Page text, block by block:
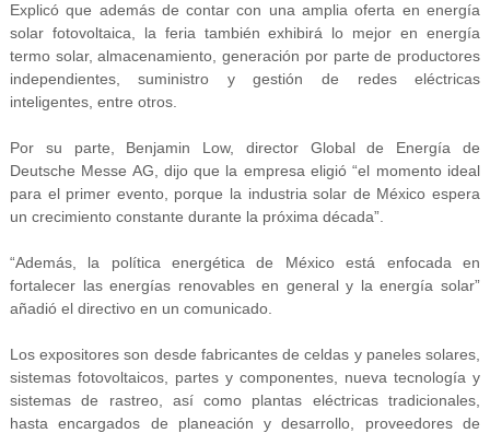
Explicó que además de contar con una amplia oferta en energía
solar fotovoltaica, la feria también exhibirá lo mejor en energía
termo solar, almacenamiento, generación por parte de productores
independientes, suministro y gestión de redes eléctricas
inteligentes, entre otros.
Por su parte, Benjamin Low, director Global de Energía de
Deutsche Messe AG, dijo que la empresa eligió “el momento ideal
para el primer evento, porque la industria solar de México espera
un crecimiento constante durante la próxima década”.
“Además, la política energética de México está enfocada en
fortalecer las energías renovables en general y la energía solar”
añadió el directivo en un comunicado.
Los expositores son desde fabricantes de celdas y paneles solares,
sistemas fotovoltaicos, partes y componentes, nueva tecnología y
sistemas de rastreo, así como plantas eléctricas tradicionales,
hasta encargados de planeación y desarrollo, proveedores de